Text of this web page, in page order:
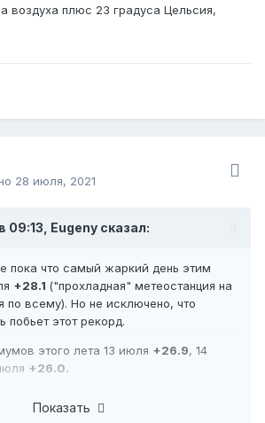
воздуха плюс 23 градуса Цельсия,
28 июля, 2021
09:13, Eugeny сказал:
пока что самый жаркий день этим
+28.1 ("прохладная" метеостанция на
по всему). Но не исключено, что
побьет этот рекорд.
этого лета 13 июля +26.9, 14
+26.0.
по Елизово нет, разве что
Показать